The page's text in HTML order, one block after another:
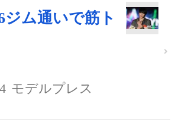
ジム通いで筋ト
モデルプレス